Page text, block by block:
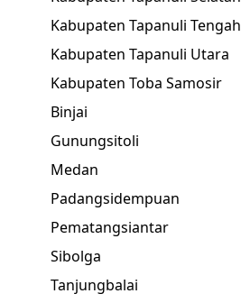
Kabupaten Tapanuli Tengah
Kabupaten Tapanuli Utara
Kabupaten Toba Samosir
Binjai
Gunungsitoli
Medan
Padangsidempuan
Pematangsiantar
Sibolga
Tanjungbalai